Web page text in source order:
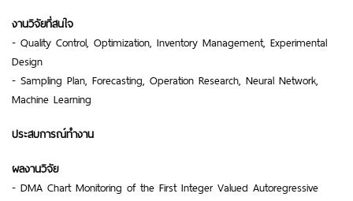
งานวิจัยที่สนใจ
- Quality Control, Optimization, Inventory Management, Experimental
Design
- Sampling Plan, Forecasting, Operation Research, Neural Network,
Machine Learning
ประสบการณ์ทำงาน
ผลงานวิจัย
- DMA Chart Monitoring of the First Integer Valued Autoregressive